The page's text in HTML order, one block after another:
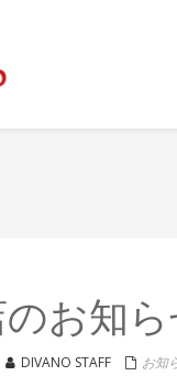
のお知ら
DIVANO STAFF お知